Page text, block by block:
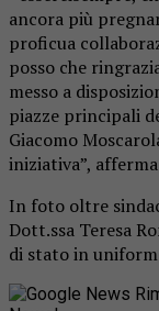
ancora più
proficua
posso che
messo a
piazze principali
Giacomo
iniziativa”,
In foto oltre
Dott.ssa Teresa
di stato in